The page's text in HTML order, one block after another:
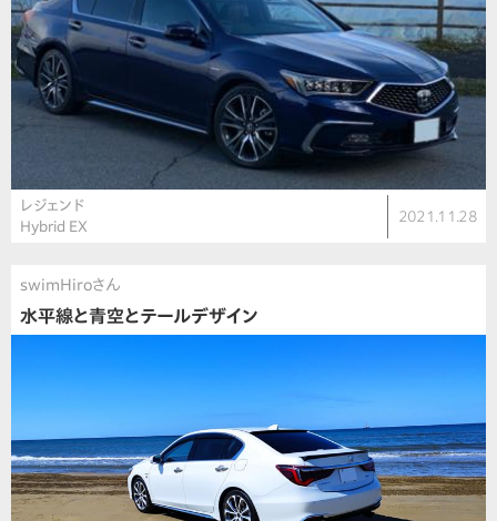
レジェンド
Hybrid EX
2021.11.28
swimHiroさん
水平線と青空とテールデザイン